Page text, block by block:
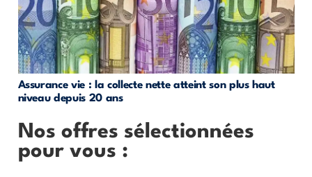
Assurance vie : la collecte nette atteint son plus haut
niveau depuis 20 ans
Nos offres sélectionnées
pour vous :